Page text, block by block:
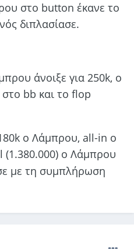
στο button έκανε το
διπλασίασε.
άνοιξε για 250k, o
bb και το flop
o Λάμπρου, all-in o
(1.380.000) o Λάμπρου
με τη συμπλήρωση